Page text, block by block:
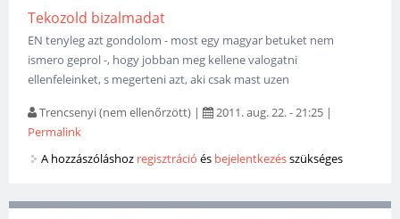
Tekozold bizalmadat
EN tenyleg azt gondolom - most egy magyar betuket nem
ismero geprol -, hogy jobban meg kellene valogatni
ellenfeleinket, s megerteni azt, aki csak mast uzen
Trencsenyi (nem ellenőrzött) | 2011. aug. 22. - 21:25 |
Permalink
A hozzászóláshoz regisztráció és bejelentkezésszükséges